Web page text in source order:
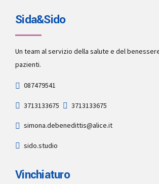
Sida&Sido
Un team al servizio della salute e del
pazienti.
087479541
3713133675 3713133675
simona.debenedittis@alice.it
sido.studio
Vinchiaturo